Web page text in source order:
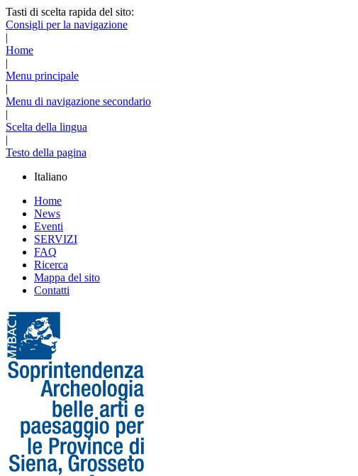
Tasti di scelta rapida del sito:
Consigli per la navigazione
|
Home
|
Menu principale
|
Menu di navigazione secondario
|
Scelta della lingua
|
Testo della pagina
Italiano
Home
News
Eventi
SERVIZI
FAQ
Ricerca
Mappa del sito
Contatti